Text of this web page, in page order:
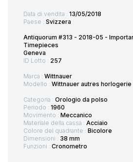
Data di vendita : 13/05/2018
Paese : Svizzera
Antiquorum #313 - 2018-05 -
Timepieces
Geneva
ID Lotto : 257
Marca : Wittnauer
Modello : Wittnauer autres horlogerie
Categoria : Orologio da polso
Periodo : 1960
Movimento : Meccanico
Materiale della cassa : Acciaio
Colore del quadrante : Bicolore
Dimensioni : 38 mm
Funzioni : Cronometro